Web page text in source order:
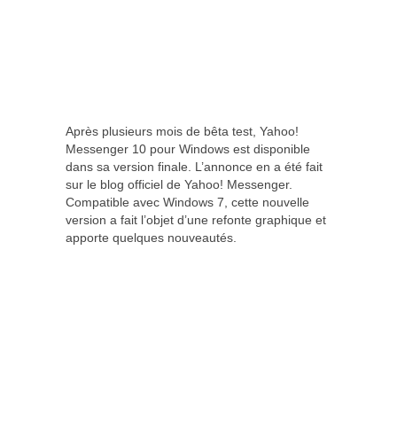
Après plusieurs mois de bêta test, Yahoo!
Messenger 10 pour Windows est disponible
dans sa version finale. L’annonce en a été fait
sur le blog officiel de Yahoo! Messenger.
Compatible avec Windows 7, cette nouvelle
version a fait l’objet d’une refonte graphique et
apporte quelques nouveautés.